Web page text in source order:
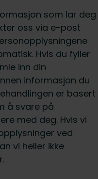
som lar deg
oss via e-post
Hvis du fyller
inn din
informasjon du
er basert
å svare på
med deg. Hvis vi
ved
vi heller ikke